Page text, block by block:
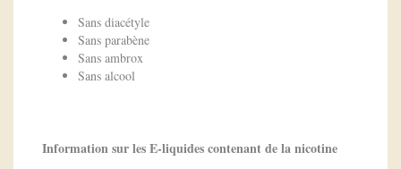
Sans diacétyle
Sans parabène
Sans ambrox
Sans alcool
Information sur les E-liquides contenant de la nicotine